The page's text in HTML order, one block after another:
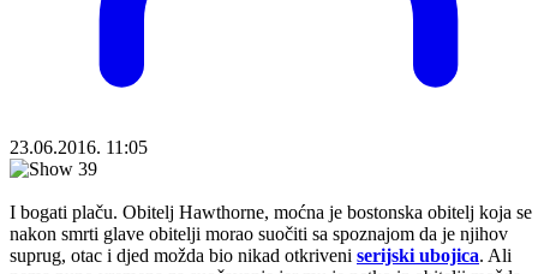
23.06.2016. 11:05
I bogati plaču. Obitelj Hawthorne, moćna je bostonska obitelj koja se
nakon smrti glave obitelji morao suočiti sa spoznajom da je njihov
suprug, otac i djed možda bio nikad otkriveni serijski ubojica. Ali